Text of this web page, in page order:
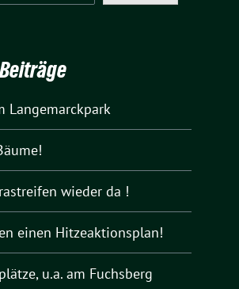
Langemarckpark
wieder da !
einen Hitzeaktionsplan!
u.a. am Fuchsberg